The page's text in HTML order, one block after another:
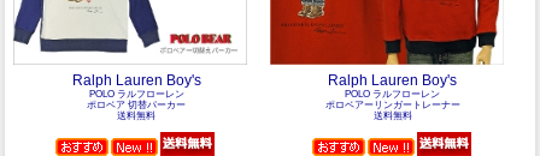
Ralph Lauren Boy's
POLO ラルフローレン
ポロベア 切替パーカー
送料無料
Ralph Lauren Boy's
POLO ラルフローレン
ポロベアーリンガートレーナー
送料無料